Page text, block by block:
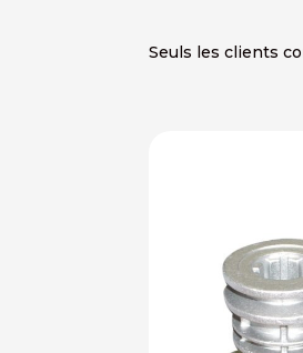
Seuls les clients